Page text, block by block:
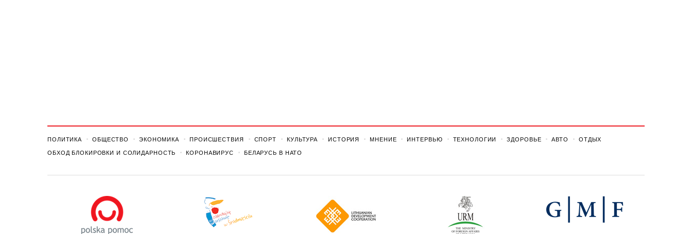
ПОЛИТИКА ОБЩЕСТВО ЭКОНОМИКА ПРОИСШЕСТВИЯ СПОРТ КУЛЬТУРА ИСТОРИЯ МНЕНИЕ ИНТЕРВЬЮ ТЕХНОЛОГИИ ЗДОРОВЬЕ АВТО ОТДЫХ
ОБХОД БЛОКИРОВКИ И СОЛИДАРНОСТЬ КОРОНАВИРУС БЕЛАРУСЬ В НАТО